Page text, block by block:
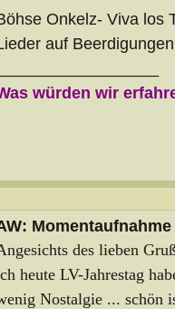
Onkelz- Viva los
auf
würden wir
Momentaufnahme
des lieben
heute LV-Jahrestag
Nostalgie ... schön